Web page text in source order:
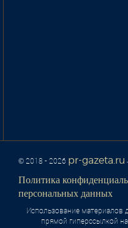
© 2018 - 2026 pr-gazeta.ru
Политика
персональных данных
Использование материалов
прямой гиперссылкой